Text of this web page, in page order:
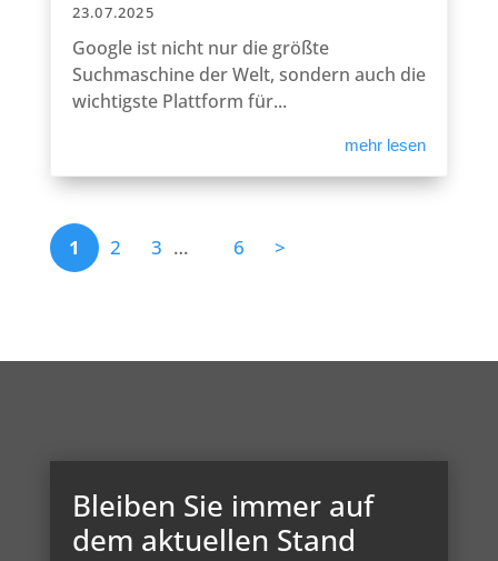
23.07.2025
Google ist nicht nur die größte
Suchmaschine der Welt, sondern auch die
wichtigste Plattform für...
mehr lesen
1 2 3 … 6 >
Bleiben Sie immer auf
dem aktuellen Stand